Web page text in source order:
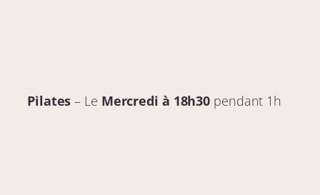
Pilates – Le Mercredi à 18h30 pendant 1h